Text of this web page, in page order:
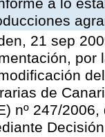
a lo
21 sep
por
de
nº 247/